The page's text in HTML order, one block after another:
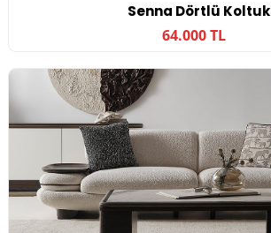
Senna Dörtlü Koltuk
64.000 TL